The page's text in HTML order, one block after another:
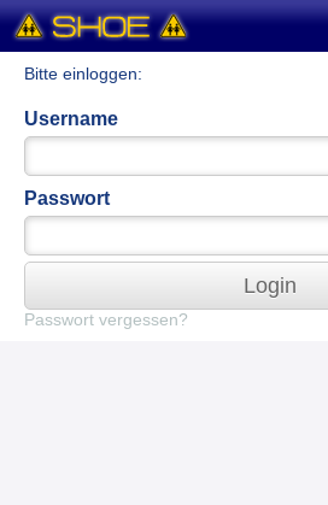
Bitte einloggen:
Username
Passwort
Login
Passwort vergessen?